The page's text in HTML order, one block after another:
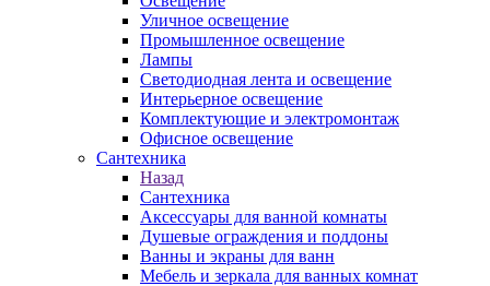
Уличное освещение
Промышленное освещение
Лампы
Светодиодная лента и освещение
Интерьерное освещение
Комплектующие и электромонтаж
Офисное освещение
Сантехника
Назад
Сантехника
Аксессуары для ванной комнаты
Душевые ограждения и поддоны
Ванны и экраны для ванн
Мебель и зеркала для ванных комнат